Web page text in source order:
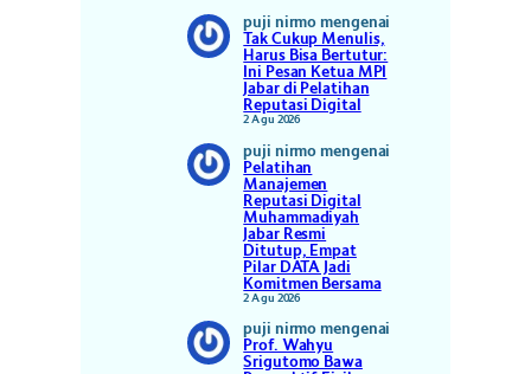
puji nirmomengenai
Tak Cukup Menulis,
Harus Bisa Bertutur:
Ini Pesan Ketua MPI
Jabar di Pelatihan
Reputasi Digital
2 Agu 2026
puji nirmomengenai
Pelatihan
Manajemen
Reputasi Digital
Muhammadiyah
Jabar Resmi
Ditutup, Empat
Pilar DATA Jadi
Komitmen Bersama
2 Agu 2026
puji nirmomengenai
Prof. Wahyu
Srigutomo Bawa